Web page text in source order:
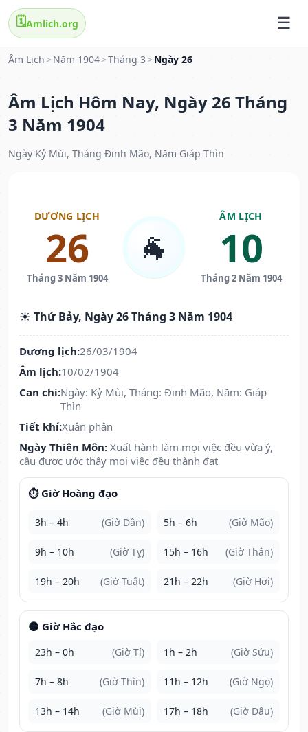
🗓️Amlich.org
Âm Lịch > Năm 1904>Tháng 3 > Ngày 26
Âm Lịch Hôm Nay, Ngày 26 Tháng
3 Năm 1904
Ngày Kỷ Mùi, Tháng Đinh Mão, Năm Giáp Thìn
DƯƠNG LỊCH
26
Tháng 3 Năm 1904
🐐
ÂM LỊCH
10
Tháng 2 Năm 1904
☀️ Thứ Bảy, Ngày 26 Tháng 3 Năm 1904
Dương lịch:26/03/1904
Âm lịch:10/02/1904
Can chi:Ngày: Kỷ Mùi, Tháng: Đinh Mão, Năm: Giáp
Thìn
Tiết khí:Xuân phân
Ngày Thiên Môn: Xuất hành làm mọi việc đều vừa ý,
cầu được ước thấy mọi việc đều thành đạt
⏱️ Giờ Hoàng đạo
3h – 4h (Giờ Dần) 5h – 6h (Giờ Mão)
9h – 10h (Giờ Tỵ) 15h – 16h (Giờ Thân)
19h – 20h (Giờ Tuất) 21h – 22h (Giờ Hợi)
🌑 Giờ Hắc đạo
23h – 0h (Giờ Tí) 1h – 2h (Giờ Sửu)
7h – 8h (Giờ Thìn) 11h – 12h (Giờ Ngọ)
13h – 14h (Giờ Mùi) 17h – 18h (Giờ Dậu)